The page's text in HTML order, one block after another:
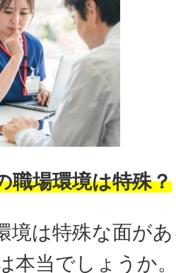
職場環境は特殊？
境は特殊な面が
本当でしょうか